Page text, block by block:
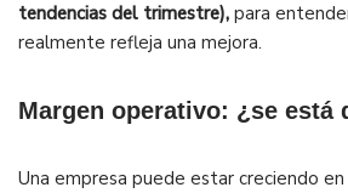
tendencias del trimestre), para
realmente refleja una mejora.
Margen operativo: ¿se está
Una empresa puede estar creciendo en